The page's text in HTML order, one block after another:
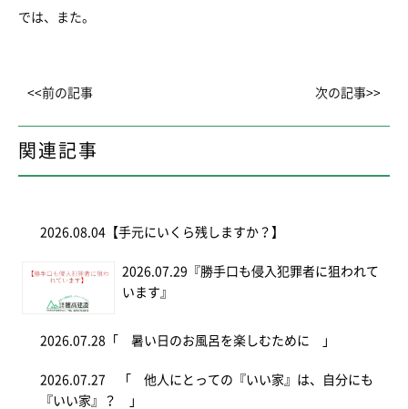
では、また。
<<前の記事 次の記事>>
関連記事
2026.08.04 【手元にいくら残しますか？】
2026.07.29 『勝手口も侵入犯罪者に狙われて
います』
2026.07.28 「 暑い日のお風呂を楽しむために 」
2026.07.27 「 他人にとっての『いい家』は、自分にも
『いい家』？ 」